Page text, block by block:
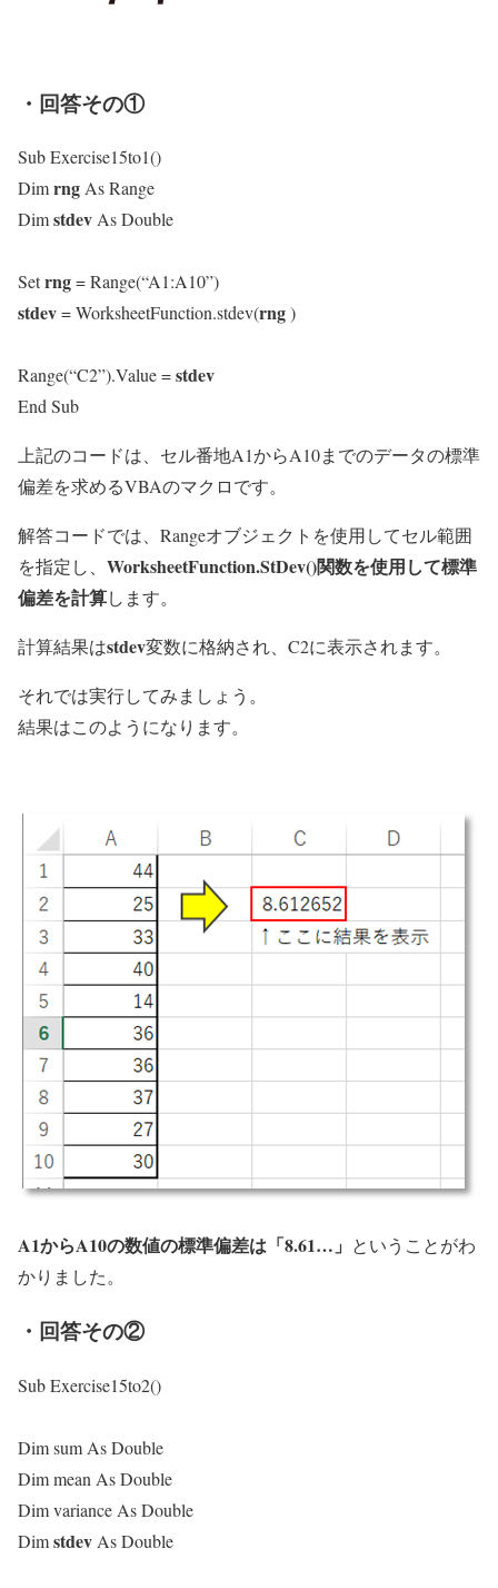
・回答その①
Sub Exercise15to1()
DimrngAs Range
DimstdevAs Double
Setrng= Range(“A1:A10”)
stdev= WorksheetFunction.stdev(rng)
Range(“C2”).Value =stdev
End Sub
上記のコードは、セル番地A1からA10までのデータの標準
偏差を求めるVBAのマクロです。
解答コードでは、Rangeオブジェクトを使用してセル範囲
を指定し、 WorksheetFunction.StDev()関数を使用して標準
偏差を計算します。
計算結果はstdev変数に格納され、C2に表示されます。
それでは実行してみましょう。
結果はこのようになります。
A1からA10の数値の標準偏差は「8.61…」 ということがわ
かりました。
・回答その②
Sub Exercise15to2()
Dim sum As Double
Dim mean As Double
Dim variance As Double
Dimstdev As Double